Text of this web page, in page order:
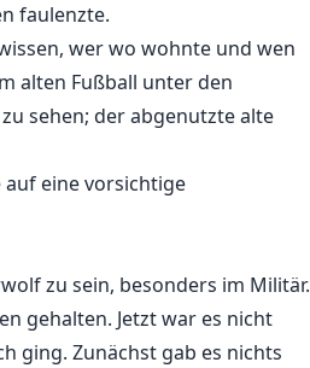
faulenzte.
wer wo wohnte und wen
alten Fußball unter den
sehen; der abgenutzte alte
auf eine vorsichtige
zu sein, besonders im Militär.
gehalten. Jetzt war es nicht
ging. Zunächst gab es nichts